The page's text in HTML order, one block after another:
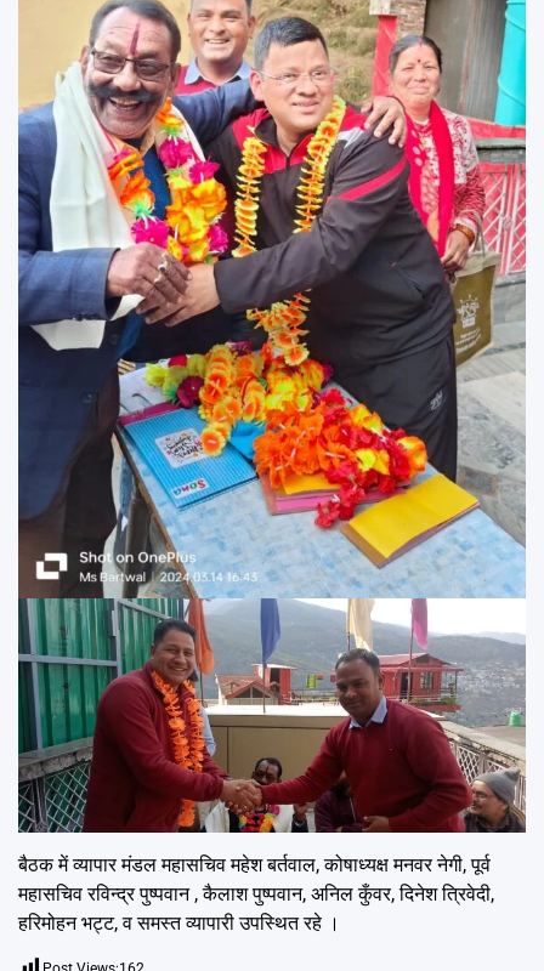
बैठक में व्यापार मंडल महासचिव महेश बर्तवाल, कोषाध्यक्ष मनवर नेगी, पूर्व
महासचिव रविन्द्र पुष्पवान , कैलाश पुष्पवान, अनिल कुँवर, दिनेश त्रिवेदी,
हरिमोहन भट्ट, व समस्त व्यापारी उपस्थित रहे ।